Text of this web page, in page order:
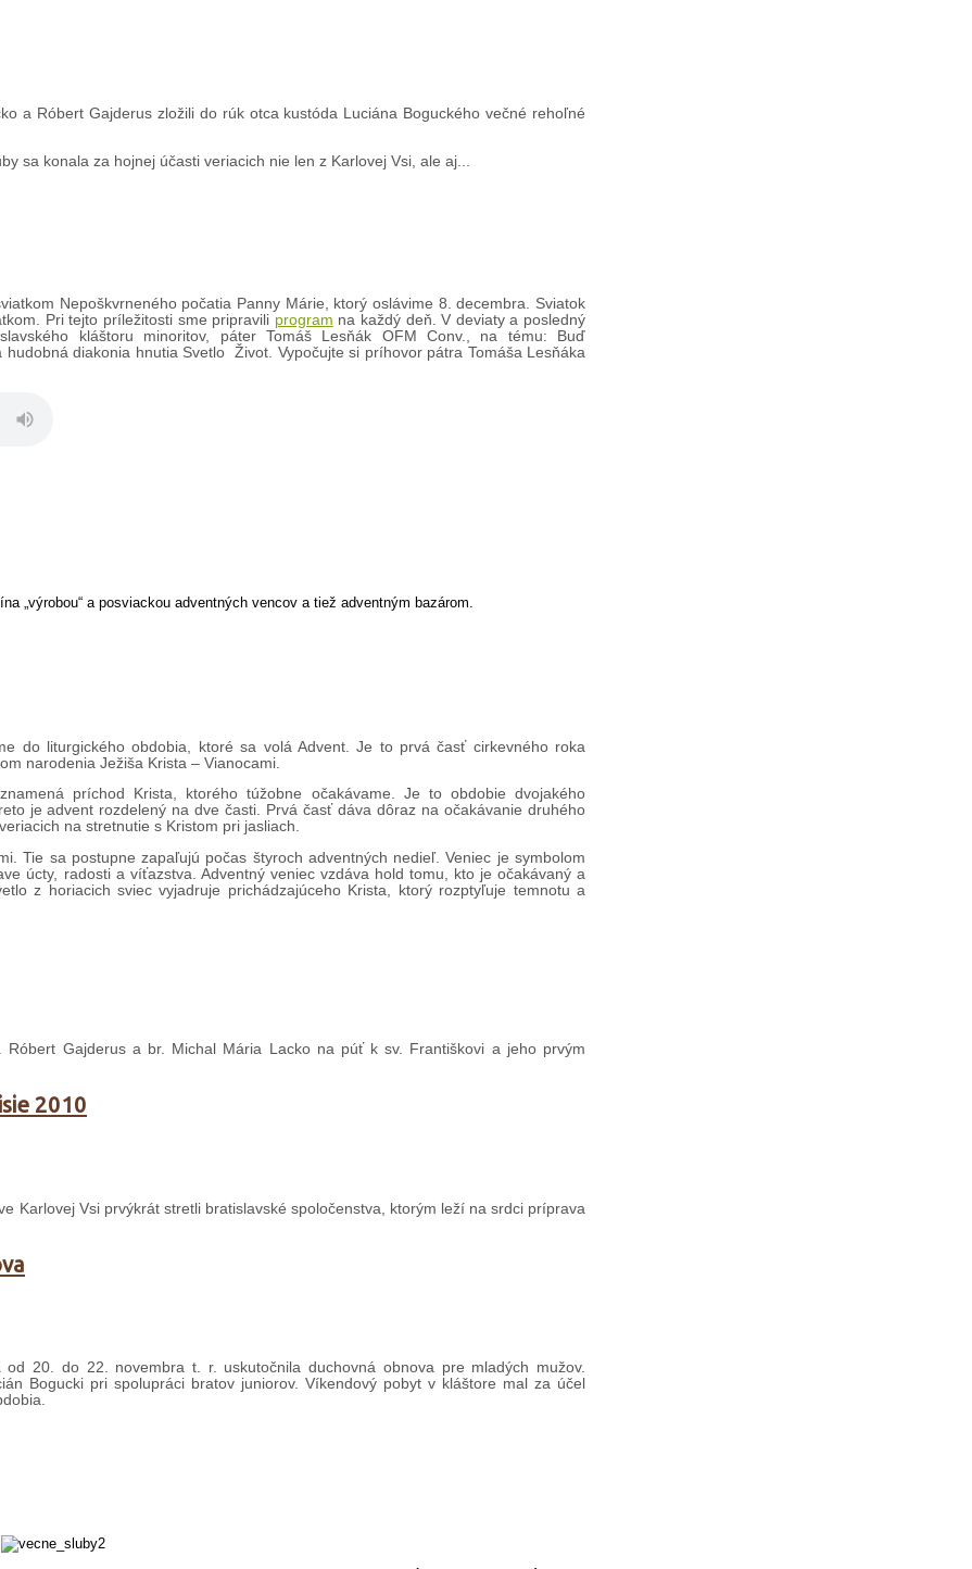
a Róbert Gajderus zložili do rúk otca kustóda Luciána Boguckého večné rehoľné
sa konala za hojnej účasti veriacich nie len z Karlovej Vsi, ale aj...
Nepoškvrneného počatia Panny Márie, ktorý oslávime 8. decembra. Sviatok
Pri tejto príležitosti sme pripravili program na každý deň. V deviaty a posledný
kláštoru minoritov, páter Tomáš Lesňák OFM Conv., na tému: Buď
diakonia hnutia Svetlo Život. Vypočujte si príhovor pátra Tomáša Lesňáka
„výrobou“ a posviackou adventných vencov a tiež adventným bazárom.
do liturgického obdobia, ktoré sa volá Advent. Je to prvá časť cirkevného roka
narodenia Ježiša Krista – Vianocami.
príchod Krista, ktorého túžobne očakávame. Je to obdobie dvojakého
je advent rozdelený na dve časti. Prvá časť dáva dôraz na očakávanie druhého
na stretnutie s Kristom pri jasliach.
Tie sa postupne zapaľujú počas štyroch adventných nedieľ. Veniec je symbolom
úcty, radosti a víťazstva. Adventný veniec vzdáva hold tomu, kto je očakávaný a
z horiacich sviec vyjadruje prichádzajúceho Krista, ktorý rozptyľuje temnotu a
Gajderus a br. Michal Mária Lacko na púť k sv. Františkovi a jeho prvým
2010
Karlovej Vsi prvýkrát stretli bratislavské spoločenstva, ktorým leží na srdci príprava
20. do 22. novembra t. r. uskutočnila duchovná obnova pre mladých mužov.
Bogucki pri spolupráci bratov juniorov. Víkendový pobyt v kláštore mal za účel